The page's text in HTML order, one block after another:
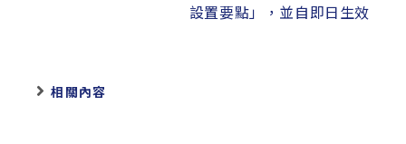
設置要點」，並自即日生效
相關內容